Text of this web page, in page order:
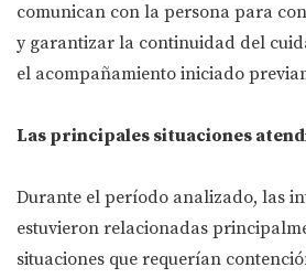
comunican con la persona para
y garantizar la continuidad del
el acompañamiento iniciado
Las principales situaciones
Durante el período analizado, las
estuvieron relacionadas
situaciones que requerían